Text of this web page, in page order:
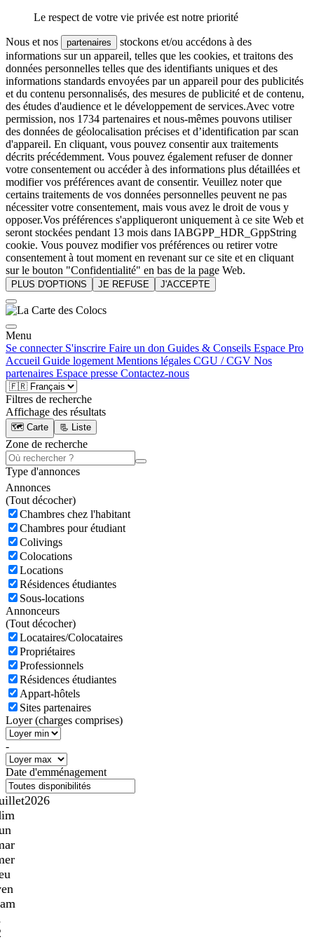
Le respect de votre vie privée est notre priorité
Nous et nos partenaires
stockons et/ou accédons à des
informations sur un appareil, telles que les cookies, et traitons des
données personnelles telles que des identifiants uniques et des
informations standards envoyées par un appareil pour des publicités
et du contenu personnalisés, des mesures de publicité et de contenu,
des études d'audience et le développement de services.Avec votre
permission, nos 1734 partenaires et nous-mêmes pouvons utiliser
des données de géolocalisation précises et d’identification par scan
d'appareil. En cliquant, vous pouvez consentir aux traitements
décrits précédemment. Vous pouvez également refuser de donner
votre consentement ou accéder à des informations plus détaillées et
modifier vos préférences avant de consentir. Veuillez noter que
certains traitements de vos données personnelles peuvent ne pas
nécessiter votre consentement, mais vous avez le droit de vous y
opposer.Vos préférences s'appliqueront uniquement à ce site Web et
seront stockées pendant 13 mois dans IABGPP_HDR_GppString
cookie. Vous pouvez modifier vos préférences ou retirer votre
consentement à tout moment en revenant sur ce site et en cliquant
sur le bouton "Confidentialité" en bas de la page Web.
PLUS D'OPTIONS JE REFUSE J'ACCEPTE
Menu
Se connecter S'inscrire Faire un don Guides & Conseils Espace Pro
Accueil Guide logement Mentions légales CGU / CGV Nos
partenaires Espace presse Contactez-nous
Filtres de recherche
Affichage des résultats
🗺️ Carte 📃 Liste
Zone de recherche
Type d'annonces
Annonces
(Tout décocher)
Chambres chez l'habitant
Chambres pour étudiant
Colivings
Colocations
Locations
Résidences étudiantes
Sous-locations
Annonceurs
(Tout décocher)
Locataires/Colocataires
Propriétaires
Professionnels
Résidences étudiantes
Appart-hôtels
Sites partenaires
Loyer (charges comprises)
-
Date d'emménagement
2026